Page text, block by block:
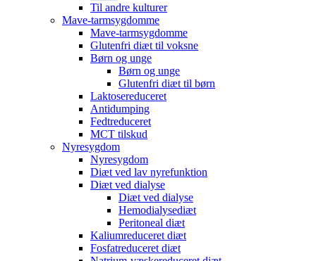
Til andre kulturer
Mave-tarmsygdomme
Mave-tarmsygdomme
Glutenfri diæt til voksne
Børn og unge
Børn og unge
Glutenfri diæt til børn
Laktosereduceret
Antidumping
Fedtreduceret
MCT tilskud
Nyresygdom
Nyresygdom
Diæt ved lav nyrefunktion
Diæt ved dialyse
Diæt ved dialyse
Hemodialysediæt
Peritoneal diæt
Kaliumreduceret diæt
Fosfatreduceret diæt